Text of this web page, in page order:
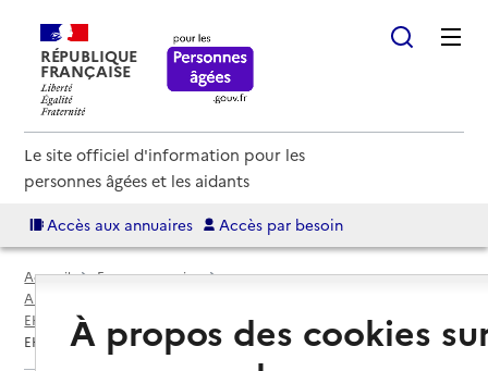
RÉPUBLIQUE
FRANÇAISE
Le site officiel d'information pour les
personnes âgées et les aidants
Accès aux annuaires Accès par besoin
Accueil
Espace annuaire
Annuaire EHPAD et maisons de retraite
EHPAD par département
Haute-Garonne (31)
Toulouse
EHPAD Le Repos
À propos des cookies